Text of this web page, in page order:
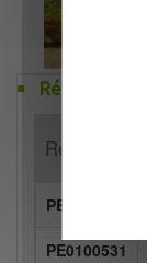
Références
Référence
PE0100529
PE0100531